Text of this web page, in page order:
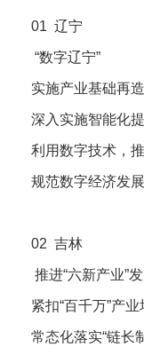
01 辽宁
“数字辽宁”
实施产业基础再
深入实施智能化
利用数字技术，
规范数字经济发
02 吉林
推进“六新产业”
紧扣“百千万”产
常态化落实“链长